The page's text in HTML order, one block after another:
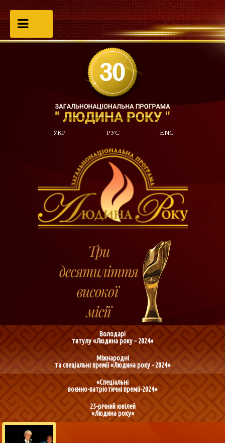
УКР РУС ENG
Володарі
титулу «Людина року – 2024»
Міжнародні
та спеціальні премії «Людина року - 2024»
«Спеціальні
воєнно-патріотичні премії-2024»
25-річний ювілей
«Людина року»